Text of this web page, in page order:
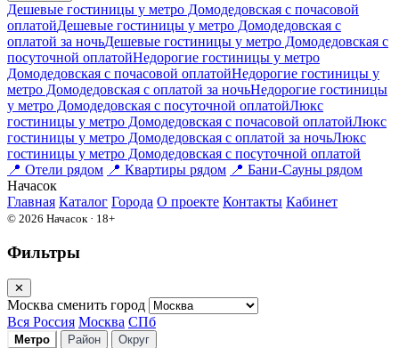
Дешевые гостиницы у метро Домодедовская c почасовой
оплатойДешевые гостиницы у метро Домодедовская с
оплатой за ночьДешевые гостиницы у метро Домодедовская c
посуточной оплатойНедорогие гостиницы у метро
Домодедовская c почасовой оплатойНедорогие гостиницы у
метро Домодедовская с оплатой за ночьНедорогие гостиницы
у метро Домодедовская c посуточной оплатойЛюкс
гостиницы у метро Домодедовская c почасовой оплатойЛюкс
гостиницы у метро Домодедовская с оплатой за ночьЛюкс
гостиницы у метро Домодедовская c посуточной оплатой
📍 Отели рядом 📍 Квартиры рядом 📍 Бани-Сауны рядом
Начасок
Главная Каталог Города О проекте Контакты Кабинет
© 2026 Начасок · 18+
Фильтры
✕
Москва сменить город
Вся Россия Москва СПб
Метро Район Округ